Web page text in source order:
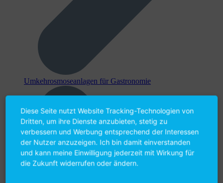
Umkehr­osmose­anlagen für Gastronomie
Diese Seite nutzt Website Tracking-Technologien von
Dritten, um ihre Dienste anzubieten, stetig zu
verbessern und Werbung entsprechend der Interessen
der Nutzer anzuzeigen. Ich bin damit einverstanden
und kann meine Einwilligung jederzeit mit Wirkung für
die Zukunft widerrufen oder ändern.